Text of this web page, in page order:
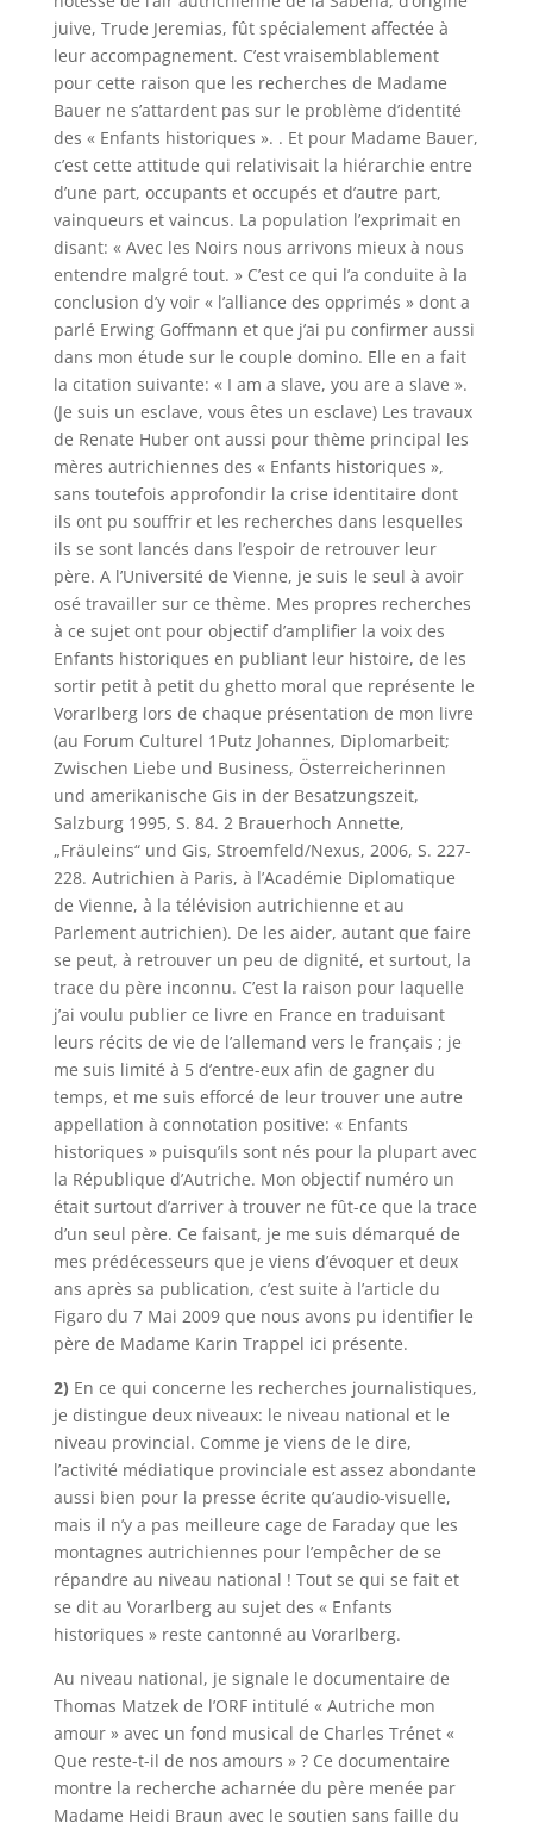
juive, Trude Jeremias, fût spécialement affectée à
leur accompagnement. C’est vraisemblablement
pour cette raison que les recherches de Madame
Bauer ne s’attardent pas sur le problème d’identité
des « Enfants historiques ». . Et pour Madame Bauer,
c’est cette attitude qui relativisait la hiérarchie entre
d’une part, occupants et occupés et d’autre part,
vainqueurs et vaincus. La population l’exprimait en
disant: « Avec les Noirs nous arrivons mieux à nous
entendre malgré tout. » C’est ce qui l’a conduite à la
conclusion d’y voir « l’alliance des opprimés » dont a
parlé Erwing Goffmann et que j’ai pu confirmer aussi
dans mon étude sur le couple domino. Elle en a fait
la citation suivante: « I am a slave, you are a slave ».
(Je suis un esclave, vous êtes un esclave) Les travaux
de Renate Huber ont aussi pour thème principal les
mères autrichiennes des « Enfants historiques »,
sans toutefois approfondir la crise identitaire dont
ils ont pu souffrir et les recherches dans lesquelles
ils se sont lancés dans l’espoir de retrouver leur
père. A l’Université de Vienne, je suis le seul à avoir
osé travailler sur ce thème. Mes propres recherches
à ce sujet ont pour objectif d’amplifier la voix des
Enfants historiques en publiant leur histoire, de les
sortir petit à petit du ghetto moral que représente le
Vorarlberg lors de chaque présentation de mon livre
(au Forum Culturel 1Putz Johannes, Diplomarbeit;
Zwischen Liebe und Business, Österreicherinnen
und amerikanische Gis in der Besatzungszeit,
Salzburg 1995, S. 84. 2 Brauerhoch Annette,
„Fräuleins“ und Gis, Stroemfeld/Nexus, 2006, S. 227-
228. Autrichien à Paris, à l’Académie Diplomatique
de Vienne, à la télévision autrichienne et au
Parlement autrichien). De les aider, autant que faire
se peut, à retrouver un peu de dignité, et surtout, la
trace du père inconnu. C’est la raison pour laquelle
j’ai voulu publier ce livre en France en traduisant
leurs récits de vie de l’allemand vers le français ; je
me suis limité à 5 d’entre-eux afin de gagner du
temps, et me suis efforcé de leur trouver une autre
appellation à connotation positive: « Enfants
historiques » puisqu’ils sont nés pour la plupart avec
la République d’Autriche. Mon objectif numéro un
était surtout d’arriver à trouver ne fût-ce que la trace
d’un seul père. Ce faisant, je me suis démarqué de
mes prédécesseurs que je viens d’évoquer et deux
ans après sa publication, c’est suite à l’article du
Figaro du 7 Mai 2009 que nous avons pu identifier le
père de Madame Karin Trappel ici présente.
2) En ce qui concerne les recherches journalistiques,
je distingue deux niveaux: le niveau national et le
niveau provincial. Comme je viens de le dire,
l’activité médiatique provinciale est assez abondante
aussi bien pour la presse écrite qu’audio-visuelle,
mais il n’y a pas meilleure cage de Faraday que les
montagnes autrichiennes pour l’empêcher de se
répandre au niveau national ! Tout se qui se fait et
se dit au Vorarlberg au sujet des « Enfants
historiques » reste cantonné au Vorarlberg.
Au niveau national, je signale le documentaire de
Thomas Matzek de l’ORF intitulé « Autriche mon
amour » avec un fond musical de Charles Trénet «
Que reste-t-il de nos amours » ? Ce documentaire
montre la recherche acharnée du père menée par
Madame Heidi Braun avec le soutien sans faille du